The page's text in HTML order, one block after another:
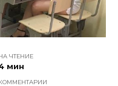
ЧТЕНИЕ
мин